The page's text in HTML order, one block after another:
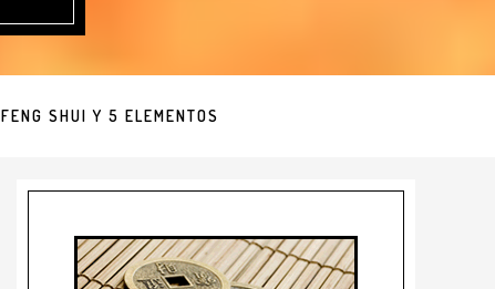
FENG SHUI Y 5 ELEMENTOS